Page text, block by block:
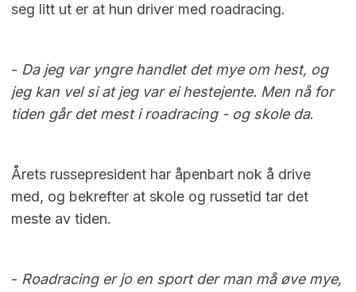
seg litt ut er at hun driver med roadracing.
- Da jeg var yngre handlet det mye om hest, og
jeg kan vel si at jeg var ei hestejente. Men nå for
tiden går det mest i roadracing - og skole da.
Årets russepresident har åpenbart nok å drive
med, og bekrefter at skole og russetid tar det
meste av tiden.
- Roadracing er jo en sport der man må øve mye,